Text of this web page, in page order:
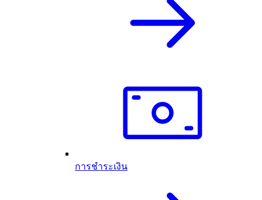
การชำระเงิน